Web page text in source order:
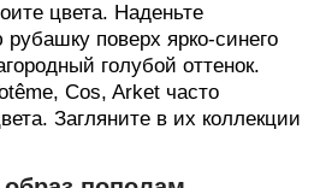
цвета. Наденьте
поверх ярко-синего
голубой оттенок.
Cos, Arket часто
Загляните в их коллекции